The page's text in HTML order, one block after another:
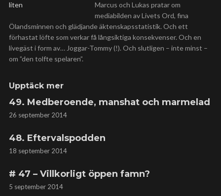
Marcus och Lukas pratar om
mediabilden av Livets Ord, fina
Ölandsminnen och glädjande äktenskapsstatistik. Och ett
förhastat löfte som verkar få långsiktiga konsekvenser. Och en
livegäst i form av… Joggar-Tommy (!). Och slutligen – inte minst –
om ”den tolfte spelaren”.
Upptäck mer
49. Medberoende, manshat och marmelad
26 september 2014
48. Eftervalspodden
18 september 2014
# 47 – Villkorligt öppen famn?
5 september 2014